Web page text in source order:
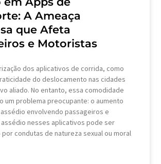
A Ameaça
que Afeta
e Motoristas
dos aplicativos de corrida, como
do deslocamento nas cidades
aliado. No entanto, essa comodidade
um problema preocupante: o aumento
envolvendo passageiros e
nesses aplicativos pode ser
condutas de natureza sexual ou moral